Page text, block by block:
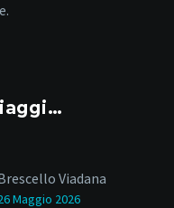
Viadana
Maggio 2026